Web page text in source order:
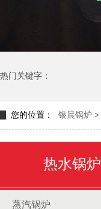
热门关键字：
您的位置： 银晨锅炉 >
热水锅炉
蒸汽锅炉